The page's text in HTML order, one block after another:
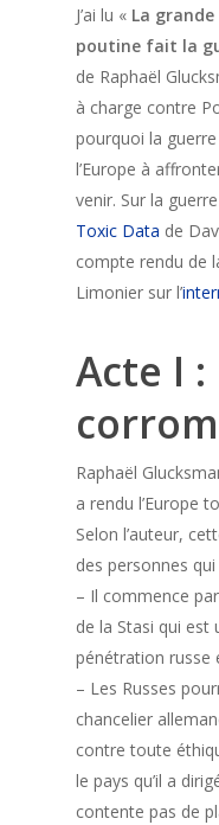
J’ai lu « La
poutine fait la
de Raphaël
à charge contre
pourquoi la
l’Europe à
venir. Sur la
Toxic Data de
compte rendu de
Limonier sur l’
Acte I
Raphaël
a rendu l’Europe
Selon l’auteur,
des personnes
– Il commence
de la Stasi qui est
pénétration russe
– Les Russes
chancelier
contre toute
le pays qu’il a
contente pas de